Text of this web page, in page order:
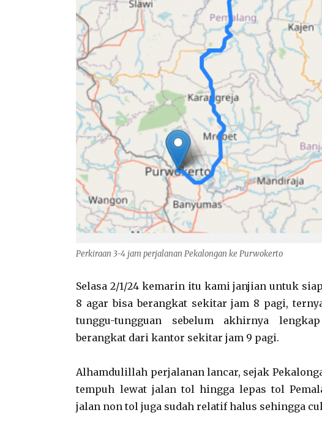
Perkiraan 3-4 jam perjalanan Pekalongan ke Purwokerto
Selasa 2/1/24 kemarin itu kami janjian untuk
8 agar bisa berangkat sekitar jam 8 pagi,
tunggu-tungguan sebelum akhirnya
berangkat dari kantor sekitar jam 9 pagi.
Alhamdulillah perjalanan lancar, sejak
tempuh lewat jalan tol hingga lepas tol
jalan non tol juga sudah relatif halus sehingga